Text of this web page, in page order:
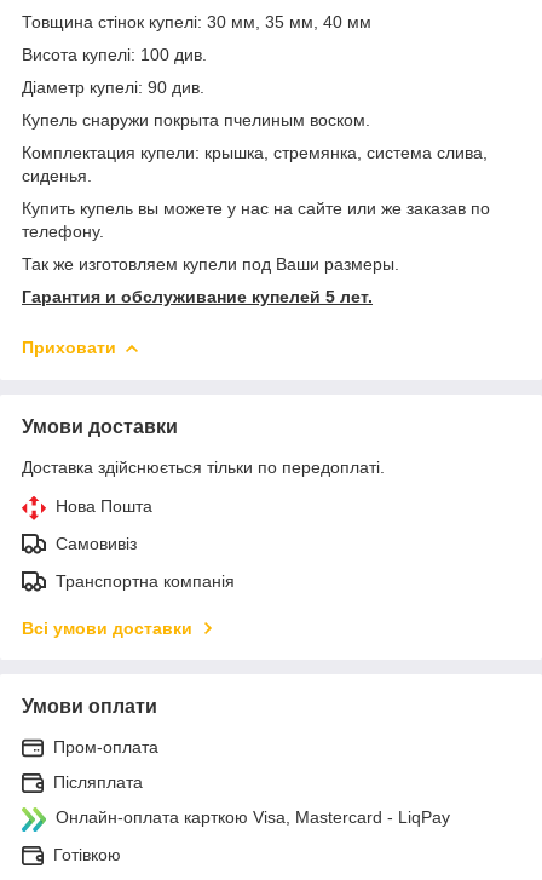
Товщина стінок купелі: 30 мм, 35 мм, 40 мм
Висота купелі: 100 див.
Діаметр купелі: 90 див.
Купель снаружи покрыта пчелиным воском.
Комплектация купели: крышка, стремянка, система слива,
сиденья.
Купить купель вы можете у нас на сайте или же заказав по
телефону.
Так же изготовляем купели под Ваши размеры.
Гарантия и обслуживание купелей 5 лет.
Приховати
Умови доставки
Доставка здійснюється тільки по передоплаті.
Нова Пошта
Самовивіз
Транспортна компанія
Всі умови доставки
Умови оплати
Пром-оплата
Післяплата
Онлайн-оплата карткою Visa, Mastercard - LiqPay
Готівкою